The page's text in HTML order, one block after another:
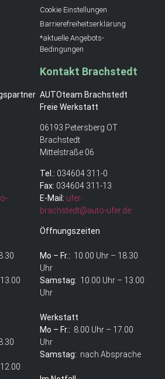
Cookie Einstellungen
Barrierefreiheitserklärung
*aktuelle Angebots-
Bedingungen
Kontakt Brachstedt
AUTOteam Brachstedt
Freie Werkstatt
06193 Petersberg OT
Brachstedt
Mittelstraße 06
Tel.: 034604 311-0
Fax: 034604 311-13
E-Mail: ufer-
brachstedt@auto-ufer.de
Öffnungszeiten
Mo – Fr.: 10.00 Uhr – 18.30
Uhr
Samstag: 10.00 Uhr – 13.00
Uhr
Werkstatt
Mo – Fr.: 8.00 Uhr – 17.00
Uhr
Samstag: nach Absprache